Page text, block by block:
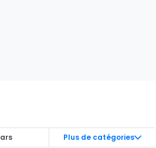
Plus de catégories